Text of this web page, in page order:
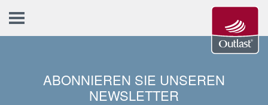
ABONNIEREN SIE UNSEREN
NEWSLETTER